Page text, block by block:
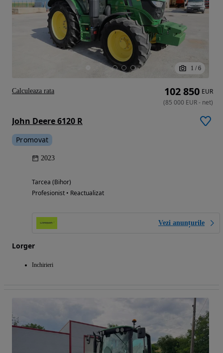
1 / 6
John Deere 6120 R
Promovat
2023
Tarcea (Bihor)
Profesionist • Reactualizat
Vezi anunțurile
Lorger
Inchirieri
102 850 EUR
(85 000 EUR- net)
Calculeaza rata